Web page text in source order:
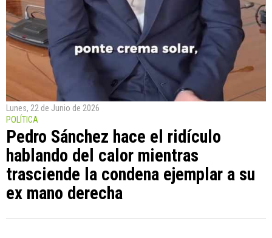
Lunes, 22 de Junio de 2026
POLÍTICA
Pedro Sánchez hace el ridículo
hablando del calor mientras
trasciende la condena ejemplar a su
ex mano derecha